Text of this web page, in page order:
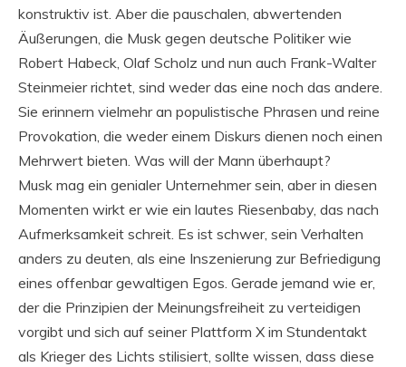
konstruktiv ist. Aber die pauschalen, abwertenden
Äußerungen, die Musk gegen deutsche Politiker wie
Robert Habeck, Olaf Scholz und nun auch Frank-Walter
Steinmeier richtet, sind weder das eine noch das andere.
Sie erinnern vielmehr an populistische Phrasen und reine
Provokation, die weder einem Diskurs dienen noch einen
Mehrwert bieten. Was will der Mann überhaupt?
Musk mag ein genialer Unternehmer sein, aber in diesen
Momenten wirkt er wie ein lautes Riesenbaby, das nach
Aufmerksamkeit schreit. Es ist schwer, sein Verhalten
anders zu deuten, als eine Inszenierung zur Befriedigung
eines offenbar gewaltigen Egos. Gerade jemand wie er,
der die Prinzipien der Meinungsfreiheit zu verteidigen
vorgibt und sich auf seiner Plattform X im Stundentakt
als Krieger des Lichts stilisiert, sollte wissen, dass diese